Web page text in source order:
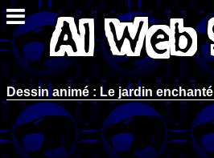
Dessin animé : Le jardin enchanté